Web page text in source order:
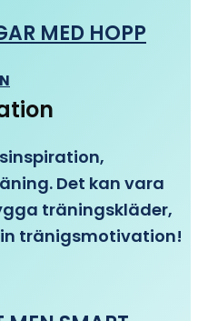
MED HOPP
Det kan vara
träningskläder,
tränigsmotivation!